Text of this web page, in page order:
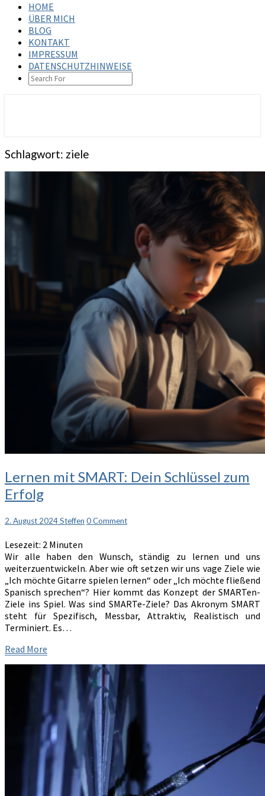
HOME
ÜBER MICH
BLOG
KONTAKT
IMPRESSUM
DATENSCHUTZHINWEISE
SEARCH
ICON
Schlagwort: ziele
Lernen
mit
SMART:
Schlüssel
Erfolg
Lernen mit SMART: Dein Schlüssel zum
Erfolg
2. August 2024Steffen Comments
0 Comment
Lesezeit: 2 Minuten
Wir alle haben den Wunsch, ständig zu lernen und uns
weiterzuentwickeln. Aber wie oft setzen wir uns vage Ziele wie
„Ich möchte Gitarre spielen lernen“ oder „Ich möchte fließend
Spanisch sprechen“? Hier kommt das Konzept der SMARTen-
Ziele ins Spiel. Was sind SMARTe-Ziele? Das Akronym SMART
steht für Spezifisch, Messbar, Attraktiv, Realistisch und
Terminiert. Es…
Read More